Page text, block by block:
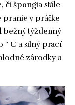
či špongia stále
pranie v práčke
týždenný
° C a silný prací
zárodky a